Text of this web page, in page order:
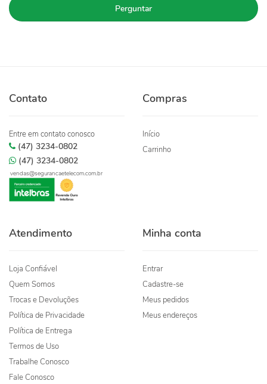
Perguntar
Contato
Entre em contato conosco
(47) 3234-0802
(47) 3234-0802
vendas@segurancaetelecom.com.br
Compras
Início
Carrinho
Atendimento
Loja Confiável
Quem Somos
Trocas e Devoluções
Política de Privacidade
Política de Entrega
Termos de Uso
Trabalhe Conosco
Fale Conosco
Minha conta
Entrar
Cadastre-se
Meus pedidos
Meus endereços